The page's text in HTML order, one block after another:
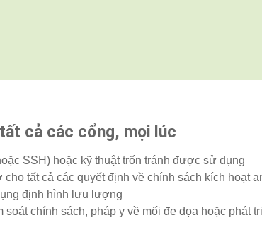
cả các cổng, mọi lúc
SSH) hoặc kỹ thuật trốn tránh được sử dụng
tất cả các quyết định về chính sách kích hoạt
định hình lưu lượng
chính sách, pháp y về mối đe dọa hoặc phát